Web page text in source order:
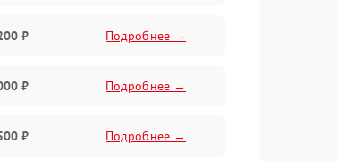
₽ Подробнее →
₽ Подробнее →
₽ Подробнее →